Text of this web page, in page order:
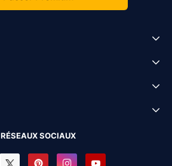
RÉSEAUX SOCIAUX